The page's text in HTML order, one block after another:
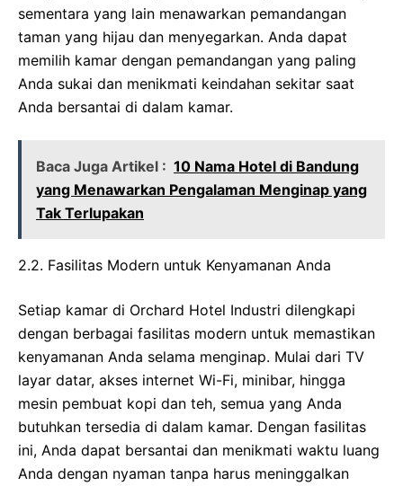
sementara yang lain menawarkan pemandangan
taman yang hijau dan menyegarkan. Anda dapat
memilih kamar dengan pemandangan yang paling
Anda sukai dan menikmati keindahan sekitar saat
Anda bersantai di dalam kamar.
Baca Juga Artikel : 10 Nama Hotel di Bandung
yang Menawarkan Pengalaman Menginap yang
Tak Terlupakan
2.2. Fasilitas Modern untuk Kenyamanan Anda
Setiap kamar di Orchard Hotel Industri dilengkapi
dengan berbagai fasilitas modern untuk memastikan
kenyamanan Anda selama menginap. Mulai dari TV
layar datar, akses internet Wi-Fi, minibar, hingga
mesin pembuat kopi dan teh, semua yang Anda
butuhkan tersedia di dalam kamar. Dengan fasilitas
ini, Anda dapat bersantai dan menikmati waktu luang
Anda dengan nyaman tanpa harus meninggalkan